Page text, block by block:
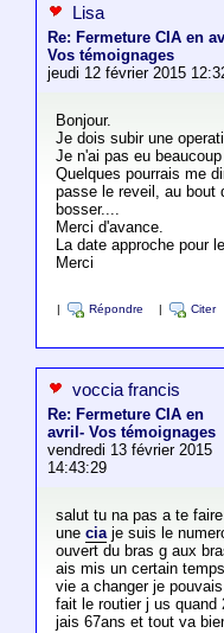
Lisa
Re: Fermeture CIA en
Vos témoignages
jeudi 12 février 2015
Bonjour.
Je dois subir une
Je n'ai pas eu
Quelques pourrais me
passe le reveil, au bout
bosser....
Merci d'avance.
La date approche pour
Merci
Répondre Citer
voccia francis
Re: Fermeture CIA en
avril- Vos témoignages
vendredi 13 février 2015
14:43:29
salut tu na pas a te
une ciaje suis le
ouvert du bras g aux
ais mis un certain
vie a changer je
fait le routier j us quand
jais 67ans et tout va